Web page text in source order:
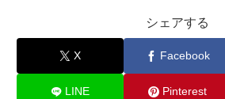
シェアする
X Facebook
LINE Pinterest